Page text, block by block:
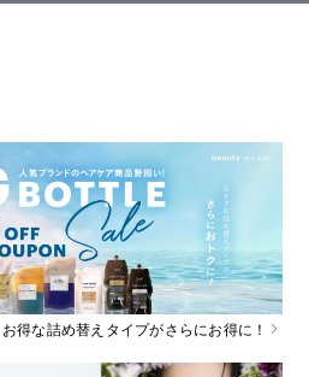
お得な詰め替えタイプがさらにお得に！